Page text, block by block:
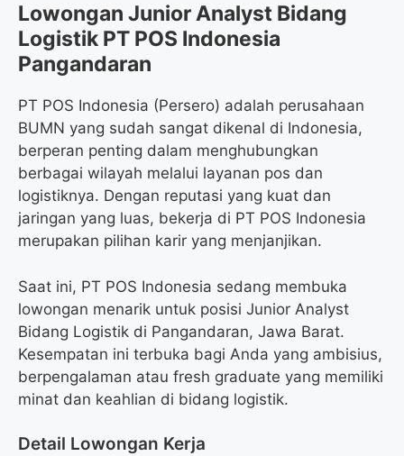
Lowongan Junior Analyst Bidang
Logistik PT POS Indonesia
Pangandaran
PT POS Indonesia (Persero) adalah perusahaan
BUMN yang sudah sangat dikenal di Indonesia,
berperan penting dalam menghubungkan
berbagai wilayah melalui layanan pos dan
logistiknya. Dengan reputasi yang kuat dan
jaringan yang luas, bekerja di PT POS Indonesia
merupakan pilihan karir yang menjanjikan.
Saat ini, PT POS Indonesia sedang membuka
lowongan menarik untuk posisi Junior Analyst
Bidang Logistik di Pangandaran, Jawa Barat.
Kesempatan ini terbuka bagi Anda yang ambisius,
berpengalaman atau fresh graduate yang memiliki
minat dan keahlian di bidang logistik.
Detail Lowongan Kerja